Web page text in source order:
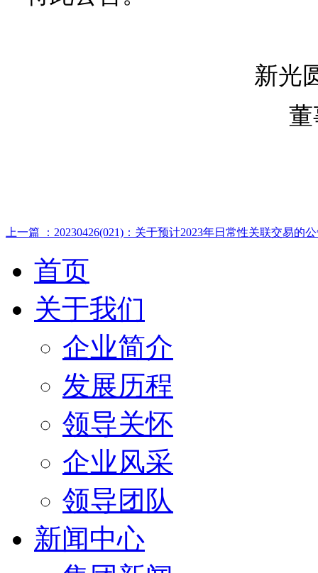
新光
上一篇 ：20230426(021)：关于预计2023年日常性关联交易的
首页
关于我们
企业简介
发展历程
领导关怀
企业风采
领导团队
新闻中心